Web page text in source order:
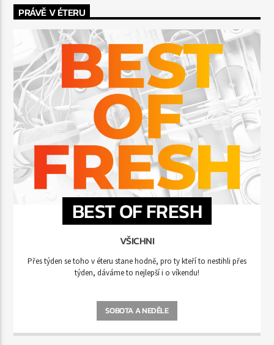
PRÁVĚ V ÉTERU
BEST OF FRESH
VŠICHNI
Přes týden se toho v éteru stane hodně, pro ty kteří to nestihli přes
týden, dáváme to nejlepší i o víkendu!
SOBOTA A NEDĚLE